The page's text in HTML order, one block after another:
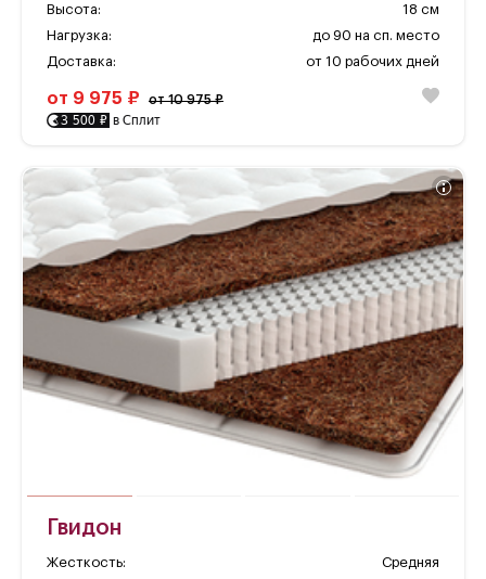
Высота:
18 см
Нагрузка:
до 90 на сп. место
Доставка:
от 10 рабочих дней
от 9 975 ₽ от 10 975 ₽
3 500 ₽ в Сплит
Гвидон
Жесткость:
Средняя